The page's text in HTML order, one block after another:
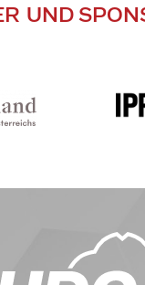
UND